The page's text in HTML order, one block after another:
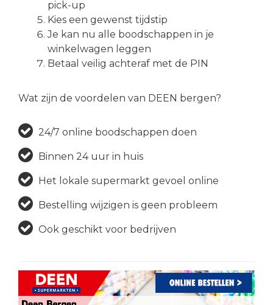
pick-up
Kies een gewenst tijdstip
Je kan nu alle boodschappen in je
winkelwagen leggen
Betaal veilig achteraf met de PIN
Wat zijn de voordelen van DEEN bergen?
24/7 online boodschappen doen
Binnen 24 uur in huis
Het lokale supermarkt gevoel online
Bestelling wijzigen is geen probleem
Ook geschikt voor bedrijven